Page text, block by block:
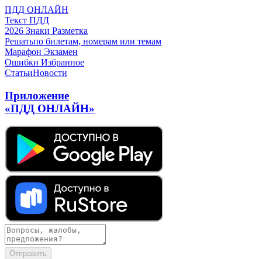
ПДД ОНЛАЙН
Текст ПДД
2026 Знаки Разметка
Решатьпо билетам, номерам или темам
Марафон Экзамен
Ошибки Избранное
СтатьиНовости
Приложение
«ПДД ОНЛАЙН»
Отправить